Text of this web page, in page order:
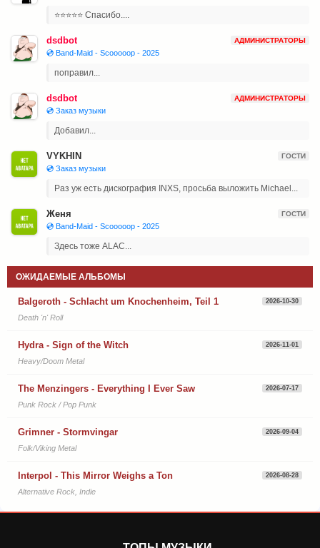
⭐⭐⭐⭐⭐ Спасибо....
dsdbot АДМИНИСТРАТОРЫ
💿 Band-Maid - Scooooop - 2025
поправил...
dsdbot АДМИНИСТРАТОРЫ
💿 Заказ музыки
Добавил...
VYKHIN ГОСТИ
💿 Заказ музыки
Раз уж есть дискография INXS, просьба выложить Michael...
Женя ГОСТИ
💿 Band-Maid - Scooooop - 2025
Здесь тоже ALAC...
ОЖИДАЕМЫЕ АЛЬБОМЫ
Balgeroth - Schlacht um Knochenheim, Teil 1 2026-10-30
Death 'n' Roll
Hydra - Sign of the Witch 2026-11-01
Heavy/Doom Metal
The Menzingers - Everything I Ever Saw 2026-07-17
Punk Rock / Pop Punk
Grimner - Stormvingar 2026-09-04
Folk/Viking Metal
Interpol - This Mirror Weighs a Ton 2026-08-28
Alternative Rock, Indie